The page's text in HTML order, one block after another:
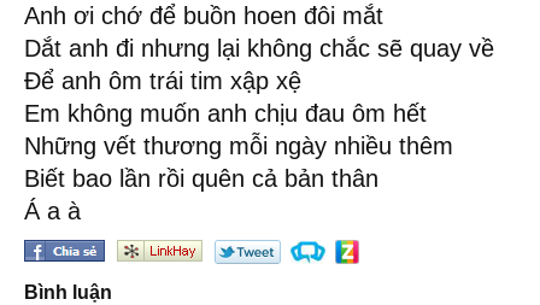
Anh ơi chớ để buồn hoen đôi mắt
Dắt anh đi nhưng lại không chắc sẽ quay về
Để anh ôm trái tim xập xệ
Em không muốn anh chịu đau ôm hết
Những vết thương mỗi ngày nhiều thêm
Biết bao lần rồi quên cả bản thân
Á a à
Bình luận